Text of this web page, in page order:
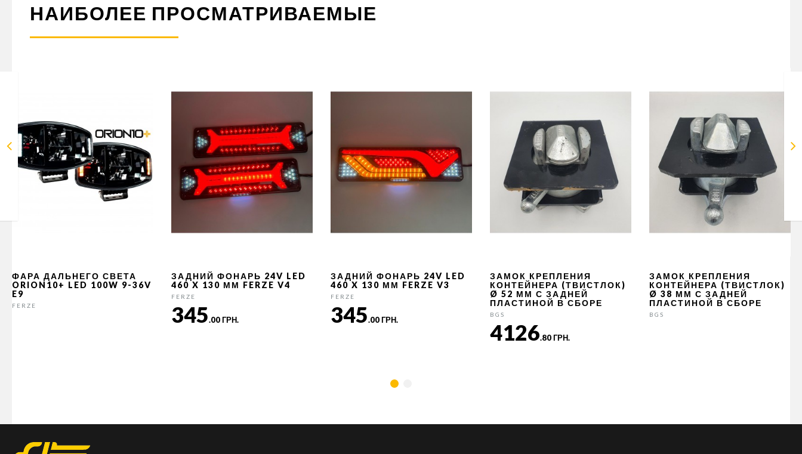
НАИБОЛЕЕ ПРОСМАТРИВАЕМЫЕ
ФАРА ДАЛЬНЕГО СВЕТА
ORION10+ LED 100W 9-36V
E9
FERZE
ЗАДНИЙ ФОНАРЬ 24V LED
460 X 130 ММ FERZE V4
FERZE
345.00 ГРН.
ЗАДНИЙ ФОНАРЬ 24V LED
460 X 130 ММ FERZE V3
FERZE
345.00 ГРН.
ЗАМОК КРЕПЛЕНИЯ
КОНТЕЙНЕРА (ТВИСТЛОК)
Ø 52 ММ С ЗАДНЕЙ
ПЛАСТИНОЙ В СБОРЕ
BGS
4126.80 ГРН.
ЗАМОК КРЕПЛЕНИЯ
КОНТЕЙНЕРА (ТВИСТЛОК)
Ø 38 ММ С ЗАДНЕЙ
ПЛАСТИНОЙ В СБОРЕ
BGS